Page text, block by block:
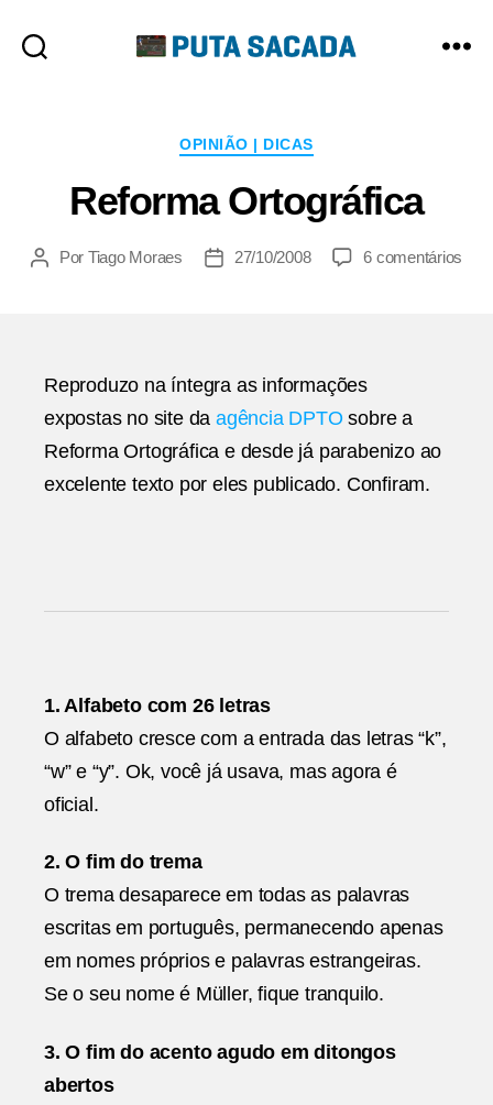
Categorias
OPINIÃO | DICAS
Reforma Ortográfica
Autor
Por Tiago Moraes
Data27/10/2008 6 comentários
Reproduzo na íntegra as informações
expostas no site daagência DPTO sobre a
Reforma Ortográfica e desde já parabenizo ao
excelente texto por eles publicado. Confiram.
1. Alfabeto com 26 letras
O alfabeto cresce com a entrada das letras “k”,
“w” e “y”. Ok, você já usava, mas agora é
oficial.
2. O fim do trema
O trema desaparece em todas as palavras
escritas em português, permanecendo apenas
em nomes próprios e palavras estrangeiras.
Se o seu nome é Müller, fique tranquilo.
3. O fim do acento agudo em ditongos
abertos